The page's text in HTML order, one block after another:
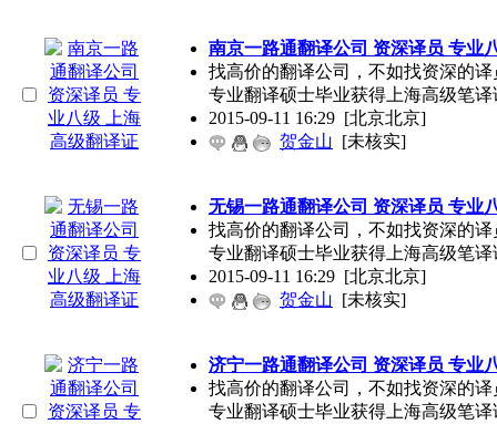
南京一路通翻译公司 资深译员 专业
找高价的翻译公司，不如找资深的
专业翻译硕士毕业获得上海高级笔译
2015-09-11 16:29 [北京北京]
贺金山 [未核实]
无锡一路通翻译公司 资深译员 专业
找高价的翻译公司，不如找资深的
专业翻译硕士毕业获得上海高级笔译
2015-09-11 16:29 [北京北京]
贺金山 [未核实]
济宁一路通翻译公司 资深译员 专业
找高价的翻译公司，不如找资深的
专业翻译硕士毕业获得上海高级笔译